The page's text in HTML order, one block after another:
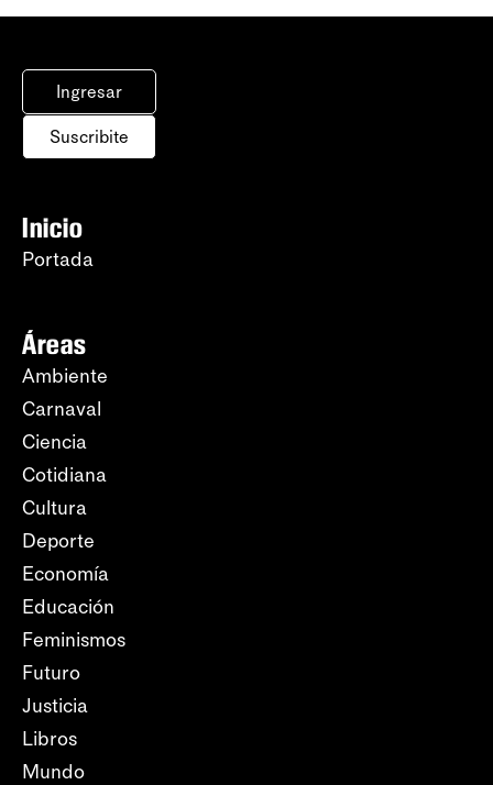
Ingresar
Suscribite
Inicio
Portada
Áreas
Ambiente
Carnaval
Ciencia
Cotidiana
Cultura
Deporte
Economía
Educación
Feminismos
Futuro
Justicia
Libros
Mundo